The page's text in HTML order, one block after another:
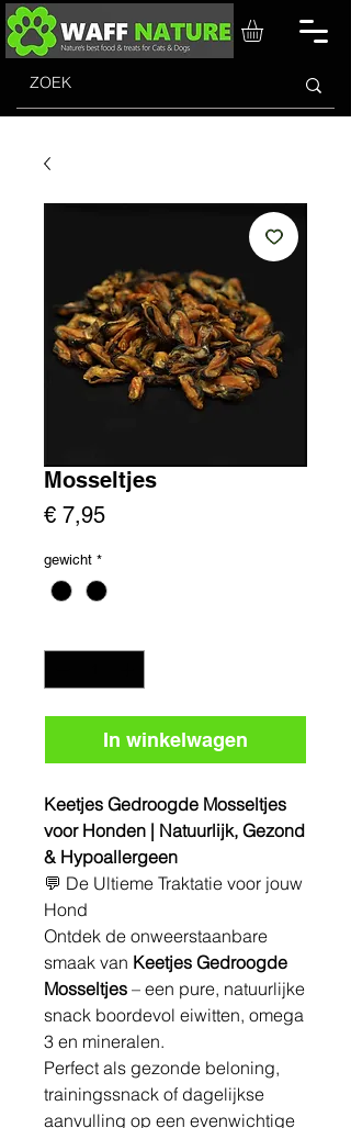
Mosseltjes
€ 7,95Prijs
gewicht *
In winkelwagen
Keetjes Gedroogde Mosseltjes
voor Honden | Natuurlijk, Gezond
& Hypoallergeen
💬 De Ultieme Traktatie voor jouw
Hond
Ontdek de onweerstaanbare
smaak van Keetjes Gedroogde
Mosseltjes – een pure, natuurlijke
snack boordevol eiwitten, omega
3 en mineralen.
Perfect als gezonde beloning,
trainingssnack of dagelijkse
aanvulling op een evenwichtige